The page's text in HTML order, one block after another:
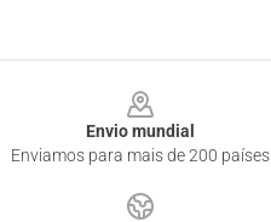
Envio mundial
Enviamos para mais de 200 países